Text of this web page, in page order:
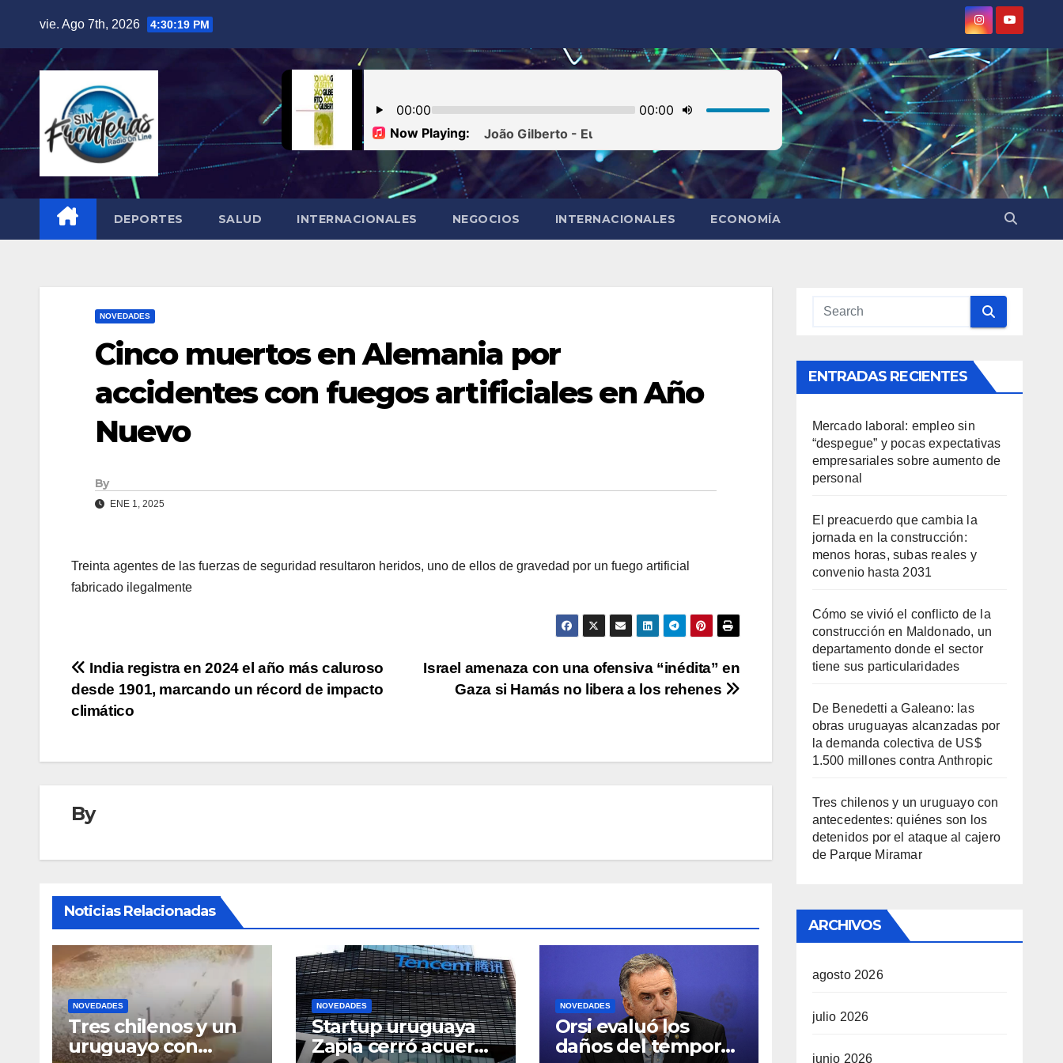
vie. Ago 7th, 2026 4:30:20 PM
DEPORTES SALUD INTERNACIONALES NEGOCIOS INTERNACIONALES ECONOMÍA
NOVEDADES
Cinco muertos en Alemania por
accidentes con fuegos artificiales en Año
Nuevo
By
ENE 1, 2025
Treinta agentes de las fuerzas de seguridad resultaron heridos, uno de ellos de gravedad por un fuego artificial
fabricado ilegalmente
Navegación
de
Israel amenaza con una ofensiva “inédita” en
Gaza si Hamás no libera a los rehenes
India registra en 2024 el año más caluroso
desde 1901, marcando un récord de impacto
climático
By
Noticias Relacionadas
NOVEDADES
Tres chilenos y un
uruguayo con
NOVEDADES
Startup uruguaya
Zapia cerró acuerdo
NOVEDADES
Orsi evaluó los
daños del temporal
ENTRADAS RECIENTES
Mercado laboral: empleo sin
“despegue” y pocas expectativas
empresariales sobre aumento de
personal
El preacuerdo que cambia la
jornada en la construcción:
menos horas, subas reales y
convenio hasta 2031
Cómo se vivió el conflicto de la
construcción en Maldonado, un
departamento donde el sector
tiene sus particularidades
De Benedetti a Galeano: las
obras uruguayas alcanzadas por
la demanda colectiva de US$
1.500 millones contra Anthropic
Tres chilenos y un uruguayo con
antecedentes: quiénes son los
detenidos por el ataque al cajero
de Parque Miramar
ARCHIVOS
agosto 2026
julio 2026
junio 2026